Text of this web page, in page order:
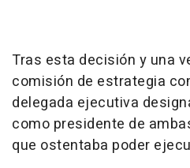
Tras esta decisión y una
comisión de estrategia
delegada ejecutiva
como presidente de
que ostentaba poder